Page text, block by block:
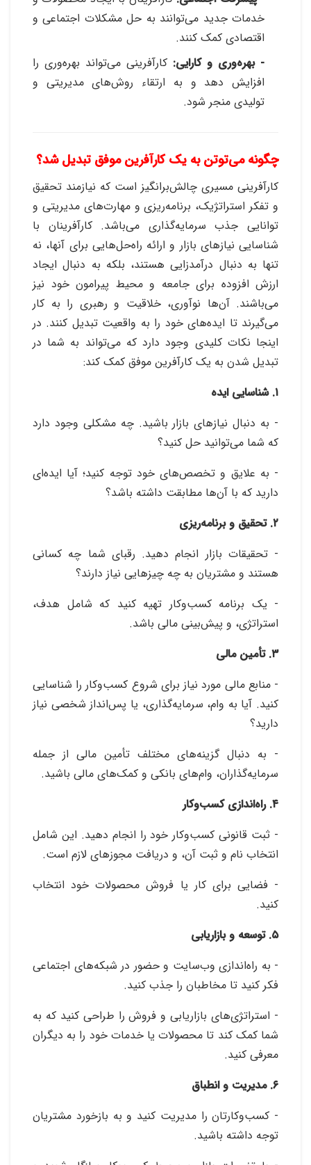
خدمات جدید می‌توانند به حل مشکلات اجتماعی و
اقتصادی کمک کنند.
- بهره‌وری و کارایی: کارآفرینی می‌تواند بهره‌وری را
افزایش دهد و به ارتقاء روش‌های مدیریتی و
تولیدی منجر شود.
چگونه می‌توتن به یک کارآفرین موفق تبدیل شد؟
کارآفرینی مسیری چالش‌برانگیز است که نیازمند تحقیق
و تفکر استراتژیک، برنامه‌ریزی و مهارت‌های مدیریتی و
توانایی جذب سرمایه‌گذاری می‌باشد. کارآفرینان با
شناسایی نیازهای بازار و ارائه راه‌حل‌هایی برای آنها، نه
تنها به دنبال درآمدزایی هستند، بلکه به دنبال ایجاد
ارزش افزوده برای جامعه و محیط پیرامون خود نیز
می‌باشند. آن‌ها نوآوری، خلاقیت و رهبری را به کار
می‌گیرند تا ایده‌های خود را به واقعیت تبدیل کنند. در
اینجا نکات کلیدی وجود دارد که می‌تواند به شما در
تبدیل شدن به یک کارآفرین موفق کمک کند:
۱. شناسایی ایده‌
- به دنبال نیازهای بازار باشید. چه مشکلی وجود دارد
که شما می‌توانید حل کنید؟
- به علایق و تخصص‌های خود توجه کنید؛ آیا ایده‌ای
دارید که با آن‌ها مطابقت داشته باشد؟
۲. تحقیق و برنامه‌ریزی
- تحقیقات بازار انجام دهید. رقبای شما چه کسانی
هستند و مشتریان به چه چیزهایی نیاز دارند؟
- یک برنامه کسب‌وکار تهیه کنید که شامل هدف،
استراتژی، و پیش‌بینی مالی باشد.
۳. تأمین مالی
- منابع مالی مورد نیاز برای شروع کسب‌وکار را شناسایی
کنید. آیا به وام، سرمایه‌گذاری، یا پس‌انداز شخصی نیاز
دارید؟
- به دنبال گزینه‌های مختلف تأمین مالی از جمله
سرمایه‌گذاران، وام‌های بانکی و کمک‌های مالی باشید.
۴. راه‌اندازی کسب‌وکار
- ثبت قانونی کسب‌وکار خود را انجام دهید. این شامل
انتخاب نام و ثبت آن، و دریافت مجوزهای لازم است.
- فضایی برای کار یا فروش محصولات خود انتخاب
کنید.
۵. توسعه و بازاریابی
- به راه‌اندازی وب‌سایت و حضور در شبکه‌های اجتماعی
فکر کنید تا مخاطبان را جذب کنید.
- استراتژی‌های بازاریابی و فروش را طراحی کنید که به
شما کمک کند تا محصولات یا خدمات خود را به دیگران
معرفی کنید.
۶. مدیریت و انطباق
- کسب‌وکارتان را مدیریت کنید و به بازخورد مشتریان
توجه داشته باشید.